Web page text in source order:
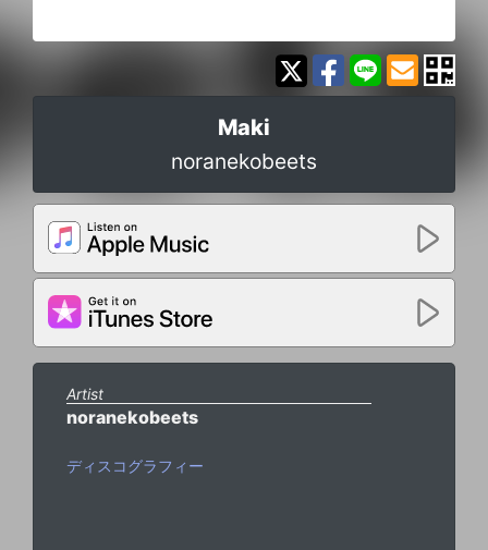
Maki
noranekobeets
Artist
noranekobeets
ディスコグラフィー